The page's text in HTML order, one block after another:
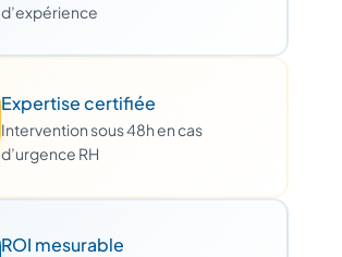
d’expérience
Expertise certifiée
Intervention sous 48h en cas
d’urgence RH
ROI mesurable